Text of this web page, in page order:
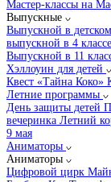
Мастер-классы на
Выпускные
Выпускной в
выпускной в 4 классе
Выпускной в 11
Хэллоуин для детей
Квест «Тайна Коко»
Летние программы
День защиты детей
вечеринка Летний
9 мая
Аниматоры
Аниматоры
Цифровой цирк